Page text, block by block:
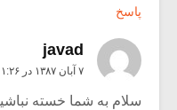
پاسخ
javad
۷ آبان ۱۳۸۷ در ۱۱:۲۶ ب٫ظ
سلام به شما خسته